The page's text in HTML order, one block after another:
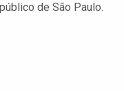
de São Paulo.